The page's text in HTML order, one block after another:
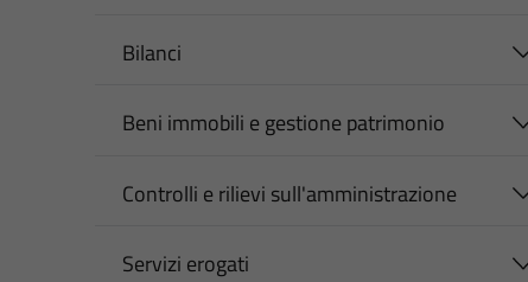
Bilanci
Beni immobili e gestione patrimonio
Controlli e rilievi sull'amministrazione
Servizi erogati